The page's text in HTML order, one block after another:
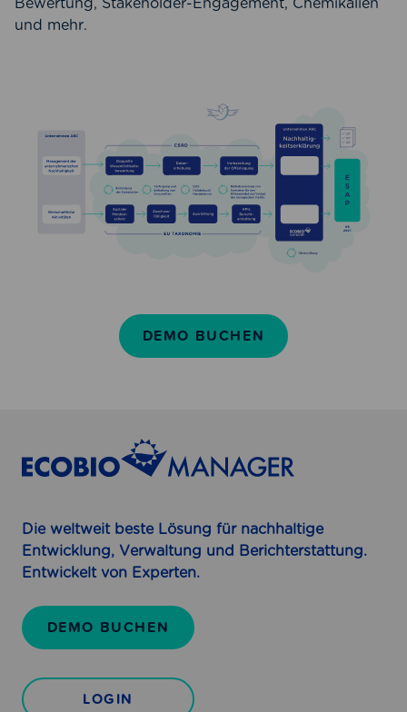
und mehr.
DEMO BUCHEN
Die weltweit beste Lösung für nachhaltige
Entwicklung, Verwaltung und Berichterstattung.
Entwickelt von Experten.
DEMO BUCHEN
LOGIN